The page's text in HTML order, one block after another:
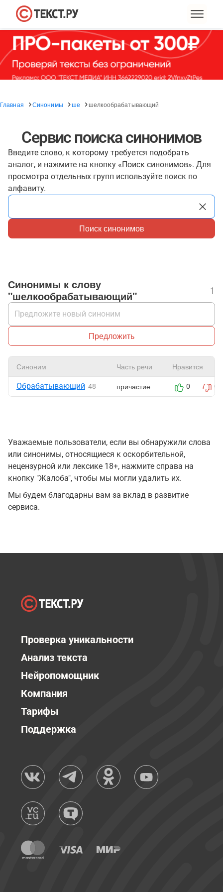
Главная Синонимы ше шелкообрабатывающий
Сервис поиска синонимов
Введите слово, к которому требуется подобрать
аналог, и нажмите на кнопку «Поиск синонимов». Для
просмотра отдельных групп используйте поиск по
алфавиту.
Поиск синонимов
Синонимы к слову
"шелкообрабатывающий"
1
Предложить
Синоним Часть речи Нравится
Обрабатывающий 48 причастие 0 0
Уважаемые пользователи, если вы обнаружили слова
или синонимы, относящиеся к оскорбительной,
нецензурной или лексике 18+, нажмите справа на
кнопку "Жалоба", чтобы мы могли удалить их.
Мы будем благодарны вам за вклад в развитие
сервиса.
Проверка уникальности
Анализ текста
Нейропомощник
Компания
Тарифы
Поддержка